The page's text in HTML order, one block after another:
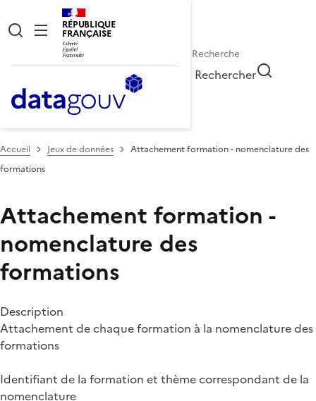
RÉPUBLIQUE
FRANÇAISE
Rechercher
Accueil Jeux de données
Attachement formation - nomenclature des
formations
Attachement formation -
nomenclature des
formations
Description
Attachement de chaque formation à la nomenclature des
formations
Identifiant de la formation et thème correspondant de la
nomenclature